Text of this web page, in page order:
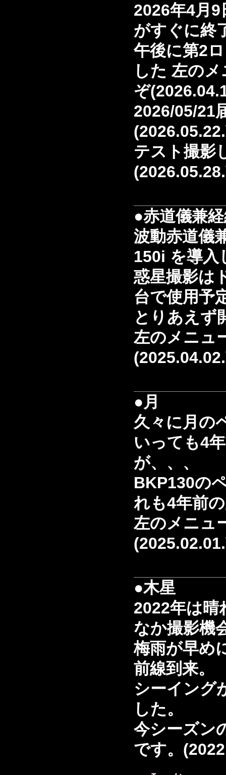
2026年4月
がすぐに終
午後に第2
した 左の
ぞ
2026/05/21
テスト撮影
●赤道儀兼
波動赤道儀
150i を導入
惑星撮影は
台で使用予
とりあえず
左のメニュ
●月
久々に月の
いっても4
が、、、
BKP130の
れも4年前
左のメニュ
●木星
2022年は晴
なか撮影機
梅雨が早め
前線到来。
シーイング
した。
今シーズン
です。